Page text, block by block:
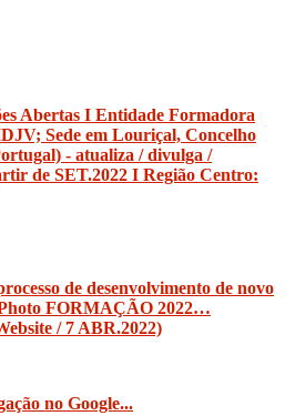
Abertas I Entidade Formadora
Sede em Louriçal, Concelho
- atualiza / divulga /
de SET.2022 I Região Centro:
de desenvolvimento de novo
FORMAÇÃO 2022…
/ 7 ABR.2022)
no Google...